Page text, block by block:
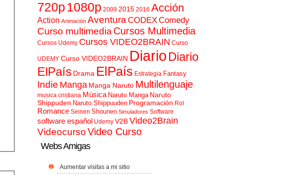
720p 1080p 2009 2015 2016 Acción
Action Animación AventuraCODEXComedy
Curso multimediaCursos Multimedia
Cursos Udemy Cursos VIDEO2BRAIN Curso
UDEMY Curso VIDEO2BRAIN Diario Diario
ElPaís Drama ElPaís Estrategia Fantasy
Indie Manga Manga Naruto Multilenguaje
musica cristiana Música Naruto Manga Naruto
Shippuden Naruto Shippuuden Programación Rol
Romance Seinen Shounen Simuladores Software
software español Udemy V2BVideo2Brain
VideocursoVideo Curso
Webs Amigas
Aumentar visitas a mi sitio